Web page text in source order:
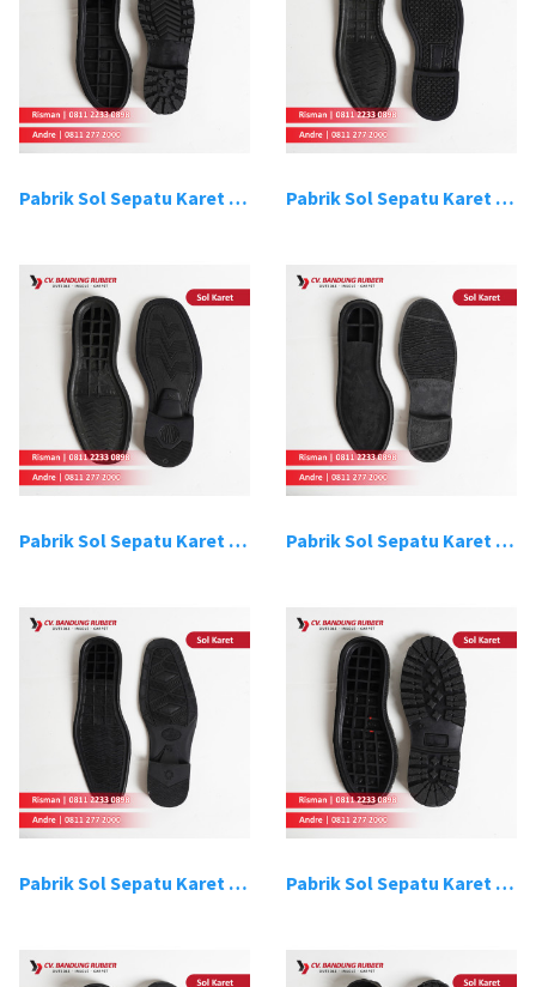
Pabrik Sol Sepatu Karet Bandung 1 Pabrik Sol Sepatu Karet Bandung 2
Pabrik Sol Sepatu Karet Bandung 3 Pabrik Sol Sepatu Karet Bandung 4
Pabrik Sol Sepatu Karet Bandung 5 Pabrik Sol Sepatu Karet Bandung 6